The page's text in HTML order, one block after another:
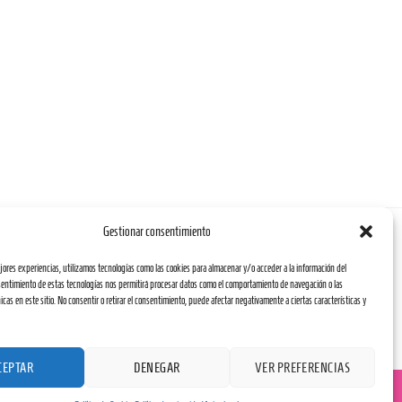
Gestionar consentimiento
experiencias, utilizamos tecnologías como las cookies para almacenar y/o acceder a la información del
de estas tecnologías nos permitirá procesar datos como el comportamiento de navegación o las
en este sitio. No consentir o retirar el consentimiento, puede afectar negativamente a ciertas características y
DENEGAR VER PREFERENCIAS